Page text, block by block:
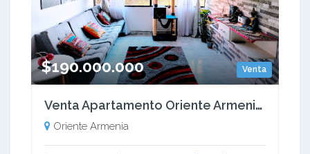
Venta
$190.000.000
Venta Apartamento Oriente Armenia. Quindio (COL) COD: 9447502
Oriente Armenia